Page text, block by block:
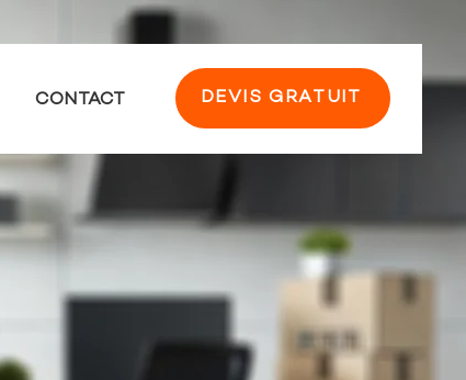
CONTACT DEVIS GRATUIT